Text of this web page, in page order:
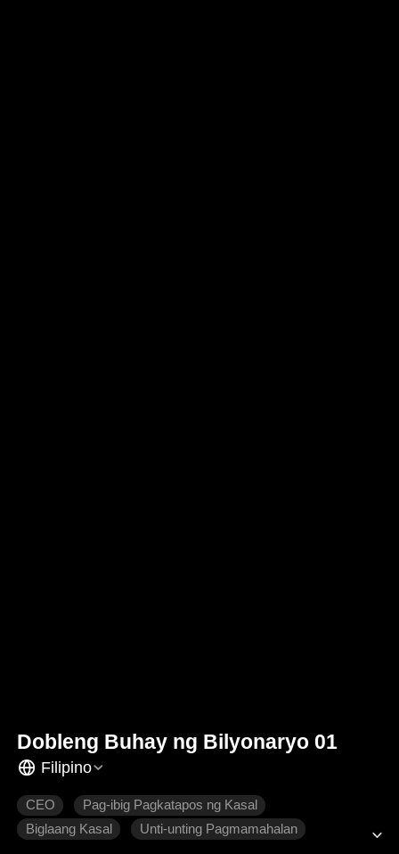
Dobleng Buhay ng Bilyonaryo 01
Filipino
CEO
Pag-ibig Pagkatapos ng Kasal
Biglaang Kasal
Unti-unting Pagmamahalan